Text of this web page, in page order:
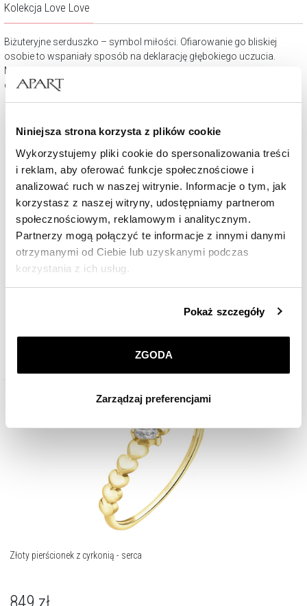
Niniejsza strona korzysta z plików cookie
Wykorzystujemy pliki cookie do spersonalizowania treści
i reklam, aby oferować funkcje społecznościowe i
analizować ruch w naszej witrynie. Informacje o tym, jak
korzystasz z naszej witryny, udostępniamy partnerom
społecznościowym, reklamowym i analitycznym.
Partnerzy mogą połączyć te informacje z innymi danymi
otrzymanymi od Ciebie lub uzyskanymi podczas
korzystania z ich usług.
przez nas plików cookie znajdziesz wPolityce
prywatności.
korzystamy. Możesz również wybrać jaki rodzaj plików
Zarządzaj preferencjami. W każdej chwili możesz
dokonać zmiany wybranych przez Ciebie plików cookie.
Pokaż szczegóły
ZGODA
Zarządzaj preferencjami
Kolekcja Love Love
Biżuteryjne serduszko – symbol miłości. Ofiarowanie go bliskiej
osobie to wspaniały sposób na deklarację głębokiego uczucia.
Miłość i przyjaźń należy pielęgnować codziennie – każdy powód jest
dobry, aby powiedzieć „uwielbiam”, „kocham”…
Złota bransoletka z cyrkoniami - serca
Złoty pierścionek z cyrkonią - serca